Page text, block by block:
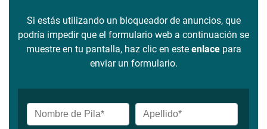
Si estás utilizando un bloqueador de anuncios, que
podría impedir que el formulario web a continuación se
muestre en tu pantalla, haz clic en este enlacepara
enviar un formulario.